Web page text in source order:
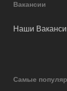
Вакансии
Наши
Самые